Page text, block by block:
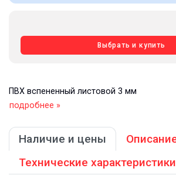
Выбрать и купить
ПВХ вспененный листовой 3 мм
подробнее »
Наличие и цены
Технические характеристики